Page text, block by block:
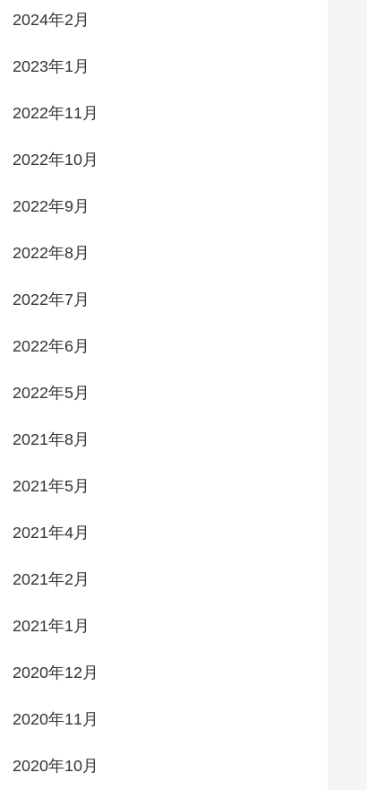
2024年2月
2023年1月
2022年11月
2022年10月
2022年9月
2022年8月
2022年7月
2022年6月
2022年5月
2021年8月
2021年5月
2021年4月
2021年2月
2021年1月
2020年12月
2020年11月
2020年10月